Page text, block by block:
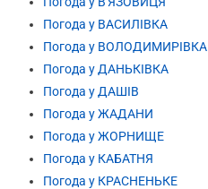
Погода у ВАСИЛІВКА
Погода у ВОЛОДИМИРІВКА
Погода у ДАНЬКІВКА
Погода у ДАШІВ
Погода у ЖАДАНИ
Погода у ЖОРНИЩЕ
Погода у КАБАТНЯ
Погода у КРАСНЕНЬКЕ